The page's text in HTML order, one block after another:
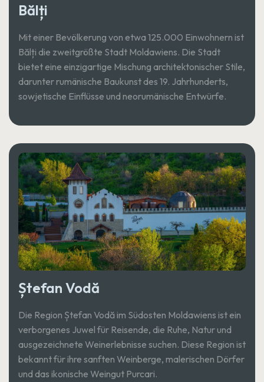
Bălți
Mit einer Bevölkerung von etwa 125.000 Einwohnern ist
Bălți die zweitgrößte Stadt Moldawiens. Die Stadt
bietet eine einzigartige Mischung architektonischer Stile,
darunter rumänische Baukunst des 19. Jahrhunderts,
sowjetische Einflüsse und neorumänische Entwürfe.
Ștefan Vodă
Die Region Ștefan Vodă im Südosten Moldawiens ist ein
verborgenes Juwel für Reisende, die Ruhe, Natur und
ausgezeichnete Weinerlebnisse suchen. Diese Region ist
bekannt für ihre sanften Weinberge, malerischen Dörfer
und das ikonische Weingut Purcari.